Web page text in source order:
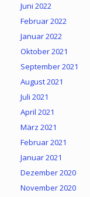
Juni 2022
Februar 2022
Januar 2022
Oktober 2021
September 2021
August 2021
Juli 2021
April 2021
März 2021
Februar 2021
Januar 2021
Dezember 2020
November 2020